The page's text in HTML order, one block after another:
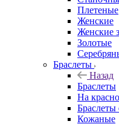
Плетеные
Женские
Женские
Золотые
Браслеты
Назад
Браслеты
На
Кожаные